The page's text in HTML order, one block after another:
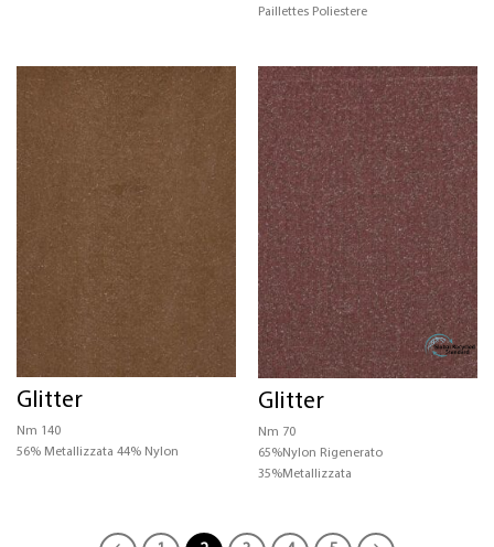
Paillettes Poliestere
Glitter
Nm 140
56% Metallizzata 44% Nylon
Glitter
Nm 70
65%Nylon Rigenerato
35%Metallizzata